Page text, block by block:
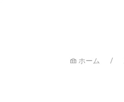
ホーム